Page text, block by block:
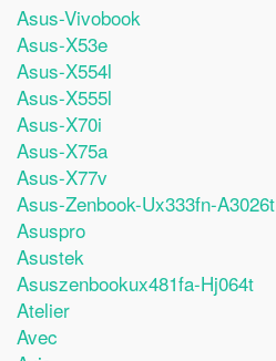
Asus-Vivobook
Asus-X53e
Asus-X554l
Asus-X555l
Asus-X70i
Asus-X75a
Asus-X77v
Asus-Zenbook-Ux333fn-A3026t
Asuspro
Asustek
Asuszenbookux481fa-Hj064t
Atelier
Avec